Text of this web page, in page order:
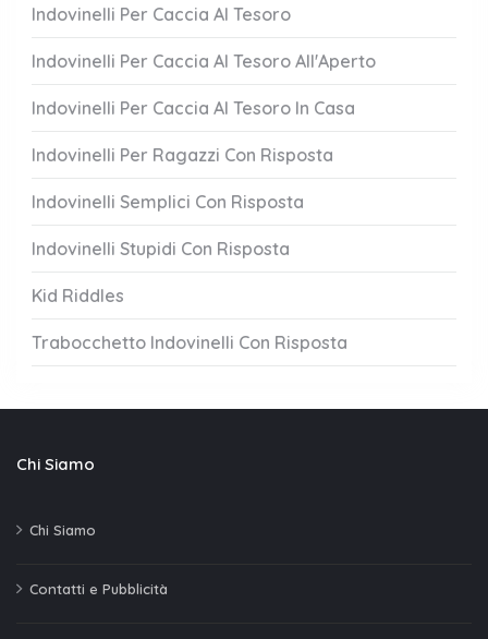
Indovinelli Per Caccia Al Tesoro
Indovinelli Per Caccia Al Tesoro All'Aperto
Indovinelli Per Caccia Al Tesoro In Casa
Indovinelli Per Ragazzi Con Risposta
Indovinelli Semplici Con Risposta
Indovinelli Stupidi Con Risposta
Kid Riddles
Trabocchetto Indovinelli Con Risposta
Chi Siamo
Chi Siamo
Contatti e Pubblicità